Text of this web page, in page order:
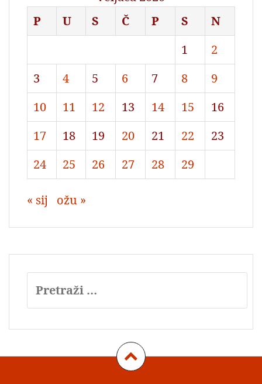
P
U S Č P S
N
1
2
3
4 5 6 7 8
9
10
11 12 13 14 15
16
17
18 19 20 21 22
23
24
25 26 27 28 29
« sij ožu »